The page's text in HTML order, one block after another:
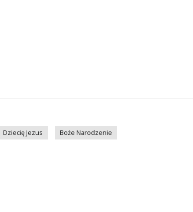
Dziecię Jezus Boże Narodzenie